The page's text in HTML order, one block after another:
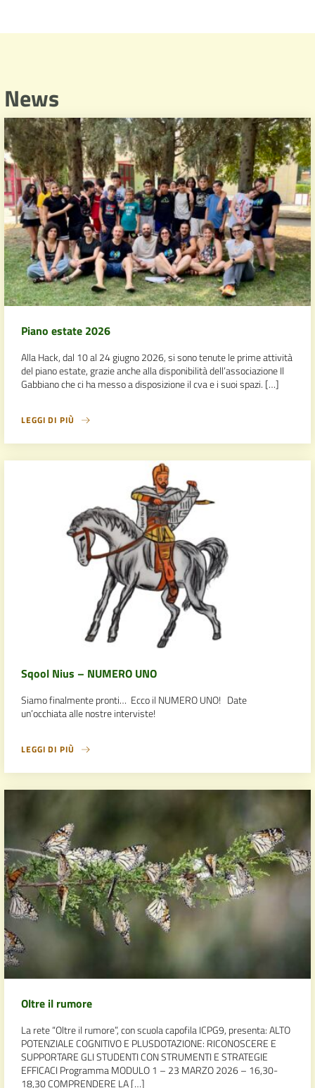
News
Piano estate 2026
Alla Hack, dal 10 al 24 giugno 2026, si sono tenute le prime attività
del piano estate, grazie anche alla disponibilità dell’associazione Il
Gabbiano che ci ha messo a disposizione il cva e i suoi spazi. […]
LEGGI DI PIÙ
Sqool Nius – NUMERO UNO
Siamo finalmente pronti… Ecco il NUMERO UNO! Date
un’occhiata alle nostre interviste!
LEGGI DI PIÙ
Oltre il rumore
La rete “Oltre il rumore”, con scuola capofila ICPG9, presenta: ALTO
POTENZIALE COGNITIVO E PLUSDOTAZIONE: RICONOSCERE E
SUPPORTARE GLI STUDENTI CON STRUMENTI E STRATEGIE
EFFICACI Programma MODULO 1 – 23 MARZO 2026 – 16,30-
18,30 COMPRENDERE LA […]